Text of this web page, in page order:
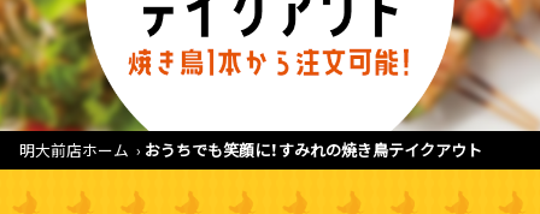
明大前店ホーム おうちでも笑顔に！すみれの焼き鳥テイクアウト